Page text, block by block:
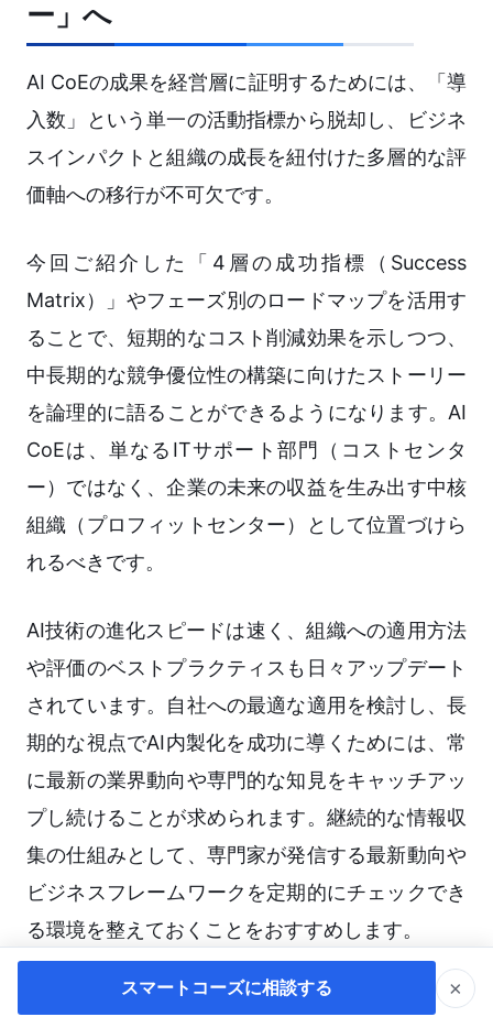
ー」へ
AI CoEの成果を経営層に証明するためには、「導
入数」という単一の活動指標から脱却し、ビジネ
スインパクトと組織の成長を紐付けた多層的な評
価軸への移行が不可欠です。
今回ご紹介した「4層の成功指標（Success
Matrix）」やフェーズ別のロードマップを活用す
ることで、短期的なコスト削減効果を示しつつ、
中長期的な競争優位性の構築に向けたストーリー
を論理的に語ることができるようになります。AI
CoEは、単なるITサポート部門（コストセンタ
ー）ではなく、企業の未来の収益を生み出す中核
組織（プロフィットセンター）として位置づけら
れるべきです。
AI技術の進化スピードは速く、組織への適用方法
や評価のベストプラクティスも日々アップデート
されています。自社への最適な適用を検討し、長
期的な視点でAI内製化を成功に導くためには、常
に最新の業界動向や専門的な知見をキャッチアッ
プし続けることが求められます。継続的な情報収
集の仕組みとして、専門家が発信する最新動向や
ビジネスフレームワークを定期的にチェックでき
る環境を整えておくことをおすすめします。
スマートコーズに相談する ×